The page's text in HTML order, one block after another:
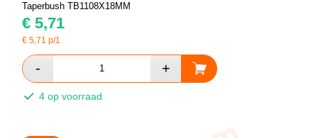
Taperbush TB1108X18MM
€ 5,71
€5,71 p/1
4 op voorraad